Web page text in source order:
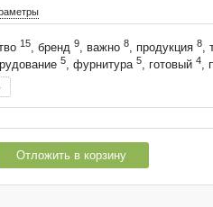
15, бренд 9, важно 8, продукция 8,
5, фурнитура 5, готовый 4,
Отложить в корзину